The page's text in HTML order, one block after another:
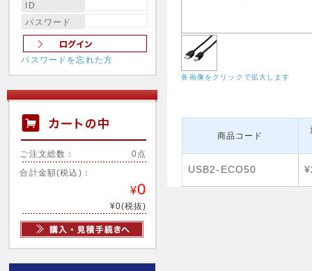
ID
パスワード
パスワードを忘れた方
ご注文総数： 0点
合計金額(税込)：
¥0
¥0(税抜)
各画像をクリックで拡大します
商品コード
USB2-ECO50